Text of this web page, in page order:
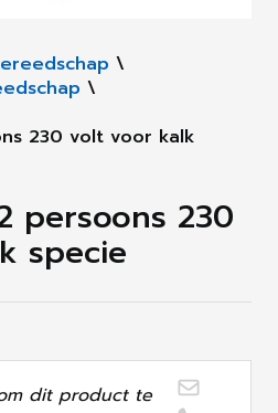
\
\
230 volt voor kalk
persoons 230
specie
dit product te